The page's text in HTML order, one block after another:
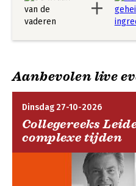
Aanbevolen live
Dinsdag 27-10-2026
Collegereeks
complexe tijden